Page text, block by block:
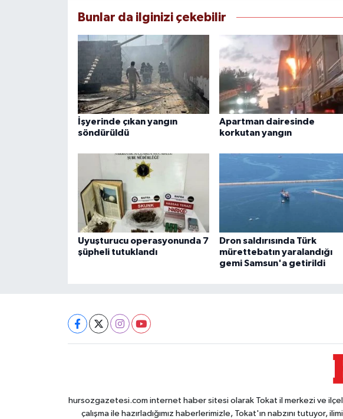
Bunlar da ilginizi çekebilir
İşyerinde çıkan yangın
söndürüldü
Apartman dairesinde
korkutan yangın
Uyuşturucu operasyonunda 7
şüpheli tutuklandı
Dron saldırısında Türk
mürettebatın yaralandığı
gemi Samsun'a getirildi
hursozgazetesi.com internet haber sitesi olarak Tokat il merkezi ve
çalışma ile hazırladığımız haberlerimizle, Tokat'ın nabzını tutuyor,